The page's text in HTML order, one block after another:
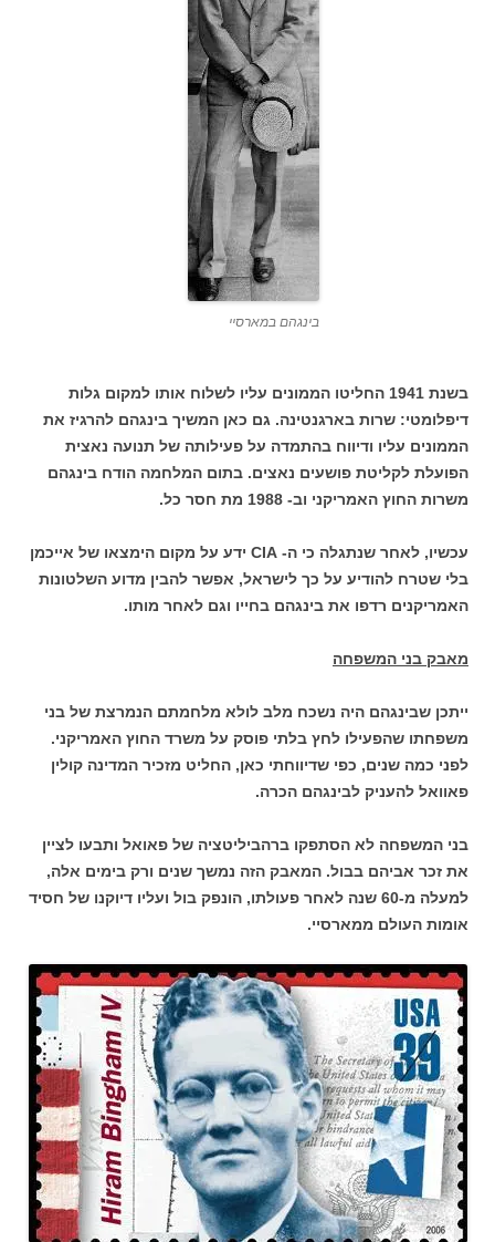
בינגהם במארסיי
בשנת 1941 החליטו הממונים עליו לשלוח אותו למקום גלות
דיפלומטי: שרות בארגנטינה. גם כאן המשיך בינגהם להרגיז את
הממונים עליו ודיווח בהתמדה על פעילותה של תנועה נאצית
הפועלת לקליטת פושעים נאצים. בתום המלחמה הודח בינגהם
משרות החוץ האמריקני וב- 1988 מת חסר כל.
עכשיו, לאחר שנתגלה כי ה- CIA ידע על מקום הימצאו של אייכמן
בלי שטרח להודיע על כך לישראל, אפשר להבין מדוע השלטונות
האמריקנים רדפו את בינגהם בחייו וגם לאחר מותו.
מאבק בני המשפחה
ייתכן שבינגהם היה נשכח מלב לולא מלחמתם הנמרצת של בני
משפחתו שהפעילו לחץ בלתי פוסק על משרד החוץ האמריקני.
לפני כמה שנים, כפי שדיווחתי כאן, החליט מזכיר המדינה קולין
פאוואל להעניק לבינגהם הכרה.
בני המשפחה לא הסתפקו ברהביליטציה של פאואל ותבעו לציין
את זכר אביהם בבול. המאבק הזה נמשך שנים ורק בימים אלה,
למעלה מ-60 שנה לאחר פעולתו, הונפק בול ועליו דיוקנו של חסיד
אומות העולם ממארסיי.